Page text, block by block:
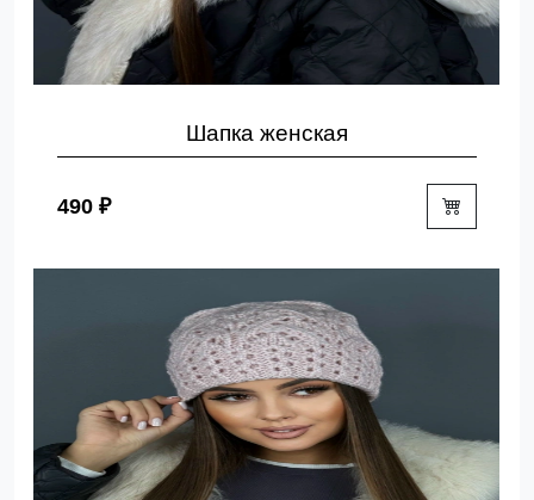
Шапка женская
490 ₽